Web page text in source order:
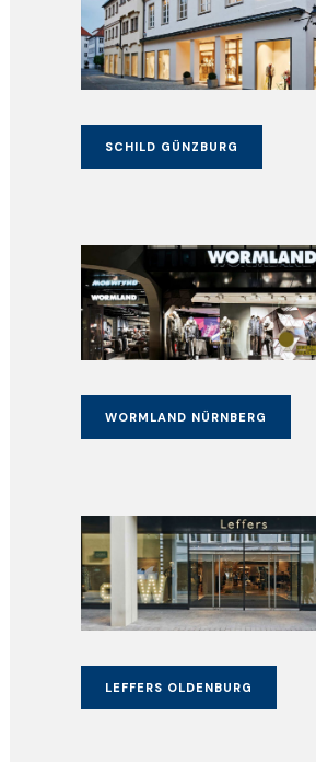
SCHILD GÜNZBURG
WORMLAND NÜRNBERG
LEFFERS OLDENBURG